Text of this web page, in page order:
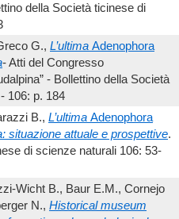
della Società ticinese di
G., L’ultima Adenophora
- Atti del Congresso
- Bollettino della Società
106: p. 184
B., L’ultima Adenophora
situazione attuale e prospettive.
di scienze naturali 106: 53-
Wicht B., Baur E.M., Cornejo
N., Historical museum